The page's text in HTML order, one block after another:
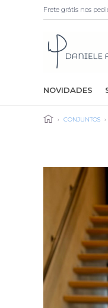
Frete grátis nos
NOVIDADES
› CONJUNTOS ›